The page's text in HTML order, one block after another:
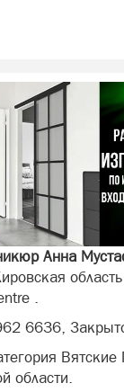
Анна
.
6636,
области.